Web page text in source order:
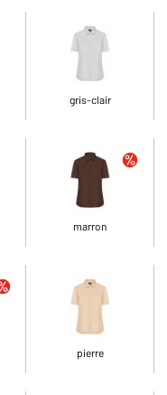
gris-clair
marron
pierre